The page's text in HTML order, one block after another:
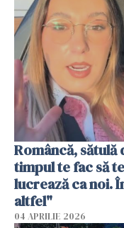
Româncă,
timpul te fac să
lucrează ca noi.
altfel"
04 APRILIE 2026